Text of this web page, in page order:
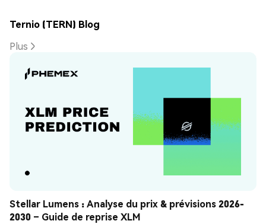
Ternio (TERN) Blog
Plus
Stellar Lumens : Analyse du prix & prévisions 2026-
2030 – Guide de reprise XLM